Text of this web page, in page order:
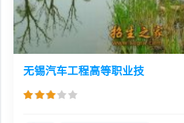
无锡汽车工程高等职业技